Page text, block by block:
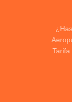
Tarifa